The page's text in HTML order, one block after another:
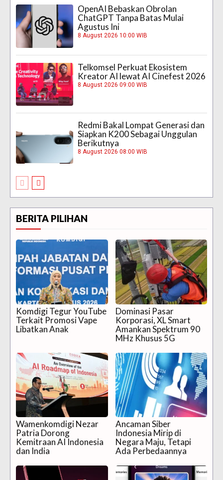
OpenAI Bebaskan Obrolan
ChatGPT Tanpa Batas Mulai
Agustus Ini
8 August 2026 10:00 WIB
Telkomsel Perkuat Ekosistem
Kreator AI lewat AI Cinefest 2026
8 August 2026 09:00 WIB
Redmi Bakal Lompat Generasi dan
Siapkan K200 Sebagai Unggulan
Berikutnya
8 August 2026 08:00 WIB
BERITA PILIHAN
Komdigi Tegur YouTube
Terkait Promosi Vape
Libatkan Anak
Dominasi Pasar
Korporasi, XL Smart
Amankan Spektrum 90
MHz Khusus 5G
Wamenkomdigi Nezar
Patria Dorong
Kemitraan AI Indonesia
dan India
Ancaman Siber
Indonesia Mirip di
Negara Maju, Tetapi
Ada Perbedaannya